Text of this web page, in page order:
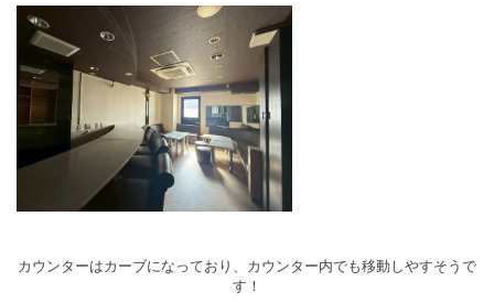
カウンターはカーブになっており、カウンター内でも移動しやすそうで
す！